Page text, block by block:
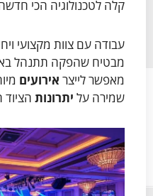
קלה לטכנולוגיה הכי
עבודה עם צוות מקצועי
מבטיח שהפקה תתנהל
מאפשר לייצר אירועים
שמירה על יתרונות